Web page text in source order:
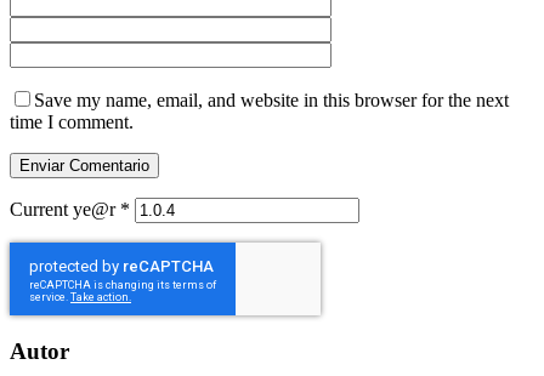
Save my name, email, and website in this browser for the next
time I comment.
Current ye@r *
Autor